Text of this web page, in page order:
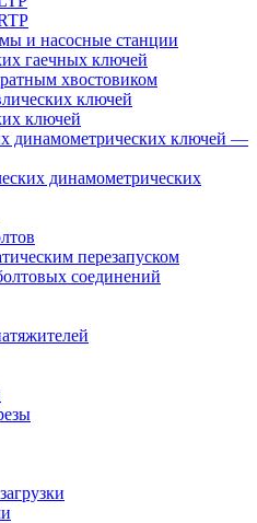
и насосные станции
гаечных ключей
хвостовиком
ключей
ключей
динамометрических ключей —
динамометрических
перезапуском
соединений